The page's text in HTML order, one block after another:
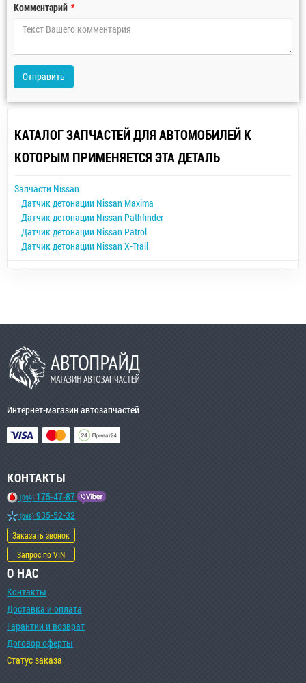
Комментарий *
Отправить
КАТАЛОГ ЗАПЧАСТЕЙ ДЛЯ АВТОМОБИЛЕЙ К
КОТОРЫМ ПРИМЕНЯЕТСЯ ЭТА ДЕТАЛЬ
Запчасти Nissan
Датчик детонации Nissan Maxima
Датчик детонации Nissan Pathfinder
Датчик детонации Nissan Patrol
Датчик детонации Nissan X-Trail
Интернет-магазин автозапчастей
КОНТАКТЫ
(099) 175-47-87
(068) 935-52-32
Заказать звонок
Запрос по VIN
О НАС
Контакты
Доставка и оплата
Гарантии и возврат
Договор оферты
Статус заказа